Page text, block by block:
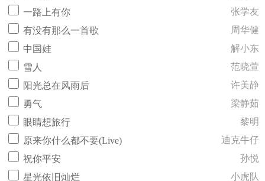
一路上有你
张学友
有没有那么一首歌
周华健
中国娃
解小东
雪人
范晓萱
阳光总在风雨后
许美静
勇气
梁静茹
眼睛想旅行
黎明
原来你什么都不要(Live)
迪克牛仔
祝你平安
孙悦
星光依旧灿烂
小虎队